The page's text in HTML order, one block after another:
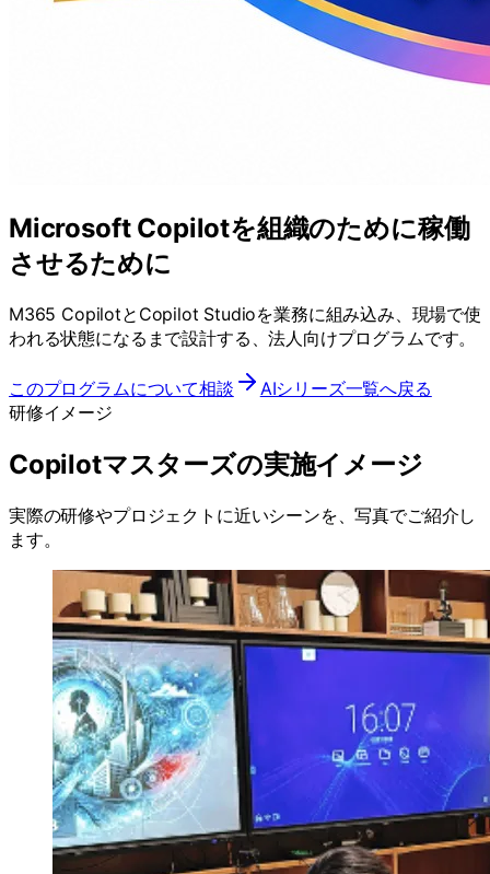
Microsoft Copilotを組織のために稼働
させるために
M365 CopilotとCopilot Studioを業務に組み込み、現場で使
われる状態になるまで設計する、法人向けプログラムです。
このプログラムについて相談
AIシリーズ一覧へ戻る
研修イメージ
Copilotマスターズの実施イメージ
実際の研修やプロジェクトに近いシーンを、写真でご紹介し
ます。